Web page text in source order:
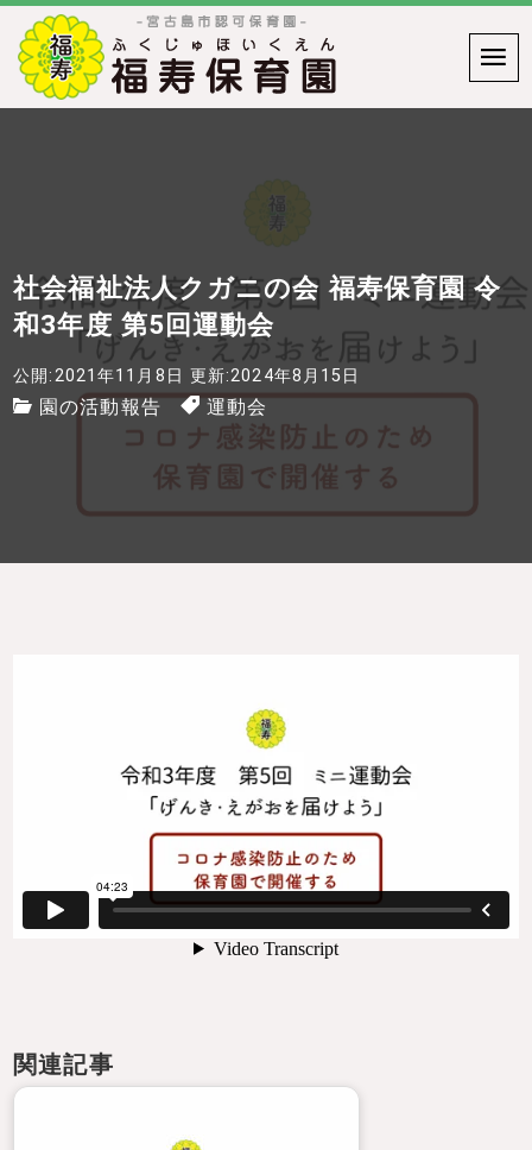
社会福祉法人クガニの会 福寿保育園 令
和3年度 第5回運動会
公開:2021年11月8日 更新:2024年8月15日
園の活動報告 運動会
関連記事